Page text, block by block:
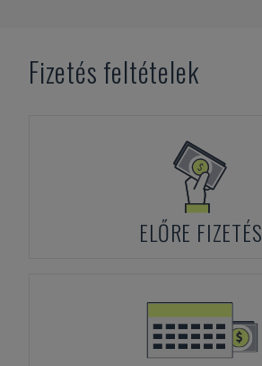
Fizetés feltételek
ELŐRE FIZETÉS